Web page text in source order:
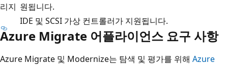
리지 원됩니다.
IDE 및 SCSI 가상 컨트롤러가 지원됩니다.
Azure Migrate 어플라이언스 요구 사항
Azure Migrate 및 Modernize는 탐색 및 평가를 위해 Azure